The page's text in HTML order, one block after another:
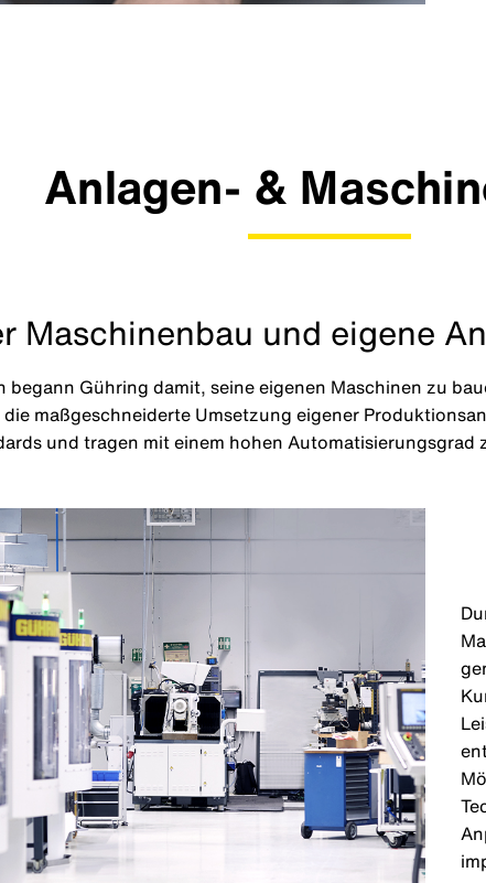
Anlagen- &
Maschinenbau und eigene
begann Gühring damit, seine eigenen Maschinen zu
maßgeschneiderte Umsetzung eigener
und tragen mit einem hohen